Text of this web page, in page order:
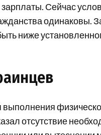
Сейчас
одинаковы.
ниже
отсутствие